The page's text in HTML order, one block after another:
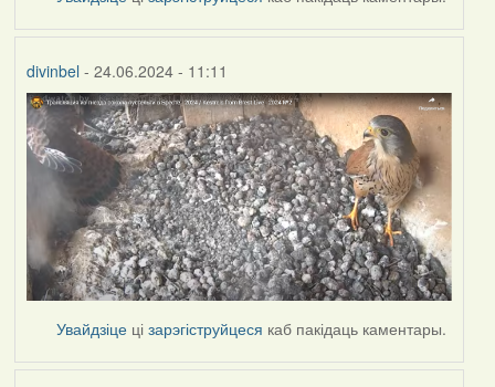
divinbel - 24.06.2024 - 11:11
Увайдзіце цізарэгіструйцеся каб пакідаць каментары.